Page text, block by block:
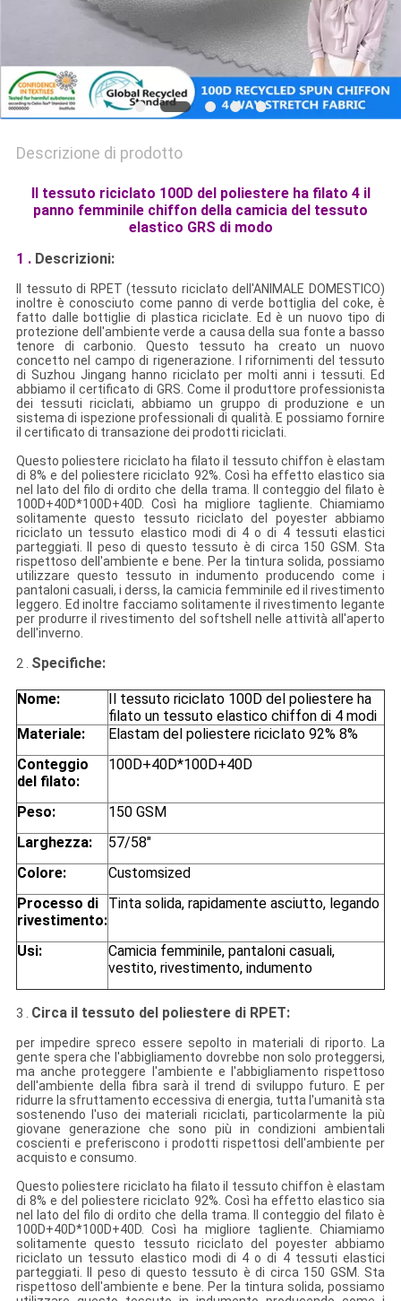
Descrizione di prodotto
Il tessuto riciclato 100D del poliestere ha filato 4 il
panno femminile chiffon della camicia del tessuto
elastico GRS di modo
1 . Descrizioni:
Il tessuto di RPET (tessuto riciclato dell'ANIMALE DOMESTICO)
inoltre è conosciuto come panno di verde bottiglia del coke, è
fatto dalle bottiglie di plastica riciclate. Ed è un nuovo tipo di
protezione dell'ambiente verde a causa della sua fonte a basso
tenore di carbonio. Questo tessuto ha creato un nuovo
concetto nel campo di rigenerazione. I rifornimenti del tessuto
di Suzhou Jingang hanno riciclato per molti anni i tessuti. Ed
abbiamo il certificato di GRS. Come il produttore professionista
dei tessuti riciclati, abbiamo un gruppo di produzione e un
sistema di ispezione professionali di qualità. E possiamo fornire
il certificato di transazione dei prodotti riciclati.
Questo poliestere riciclato ha filato il tessuto chiffon è elastam
di 8% e del poliestere riciclato 92%. Così ha effetto elastico sia
nel lato del filo di ordito che della trama. Il conteggio del filato è
100D+40D*100D+40D. Così ha migliore tagliente. Chiamiamo
solitamente questo tessuto riciclato del poyester abbiamo
riciclato un tessuto elastico modi di 4 o di 4 tessuti elastici
parteggiati. Il peso di questo tessuto è di circa 150 GSM. Sta
rispettoso dell'ambiente e bene. Per la tintura solida, possiamo
utilizzare questo tessuto in indumento producendo come i
pantaloni casuali, i derss, la camicia femminile ed il rivestimento
leggero. Ed inoltre facciamo solitamente il rivestimento legante
per produrre il rivestimento del softshell nelle attività all'aperto
dell'inverno.
2 . Specifiche:
Nome:
Il tessuto riciclato 100D del poliestere ha
filato un tessuto elastico chiffon di 4 modi
Materiale:
Elastam del poliestere riciclato 92% 8%
Conteggio
del filato:
100D+40D*100D+40D
Peso:
150 GSM
Larghezza:
57/58"
Colore:
Customsized
Processo di
rivestimento:
Tinta solida, rapidamente asciutto, legando
Usi:
Camicia femminile, pantaloni casuali,
vestito, rivestimento, indumento
3 . Circa il tessuto del poliestere di RPET:
per impedire spreco essere sepolto in materiali di riporto. La
gente spera che l'abbigliamento dovrebbe non solo proteggersi,
ma anche proteggere l'ambiente e l'abbigliamento rispettoso
dell'ambiente della fibra sarà il trend di sviluppo futuro. E per
ridurre la sfruttamento eccessiva di energia, tutta l'umanità sta
sostenendo l'uso dei materiali riciclati, particolarmente la più
giovane generazione che sono più in condizioni ambientali
coscienti e preferiscono i prodotti rispettosi dell'ambiente per
acquisto e consumo.
Questo poliestere riciclato ha filato il tessuto chiffon è elastam
di 8% e del poliestere riciclato 92%. Così ha effetto elastico sia
nel lato del filo di ordito che della trama. Il conteggio del filato è
100D+40D*100D+40D. Così ha migliore tagliente. Chiamiamo
solitamente questo tessuto riciclato del poyester abbiamo
riciclato un tessuto elastico modi di 4 o di 4 tessuti elastici
parteggiati. Il peso di questo tessuto è di circa 150 GSM. Sta
rispettoso dell'ambiente e bene. Per la tintura solida, possiamo